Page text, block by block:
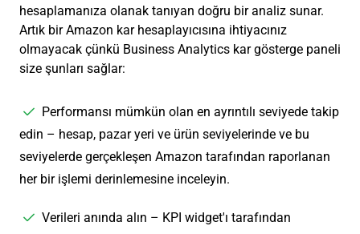
hesaplamanıza olanak tanıyan doğru bir analiz sunar.
Artık bir Amazon kar hesaplayıcısına ihtiyacınız
olmayacak çünkü Business Analytics kar gösterge paneli
size şunları sağlar:
Performansı mümkün olan en ayrıntılı seviyede takip
edin – hesap, pazar yeri ve ürün seviyelerinde ve bu
seviyelerde gerçekleşen Amazon tarafından raporlanan
her bir işlemi derinlemesine inceleyin.
Verileri anında alın – KPI widget'ı tarafından